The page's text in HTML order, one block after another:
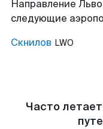
Направление
следующие
Скнилов LWO
Часто